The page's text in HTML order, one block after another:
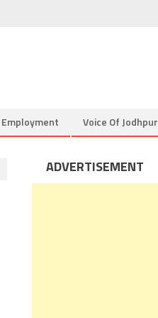
Voice Of Jodhpur
ADVERTISEMENT